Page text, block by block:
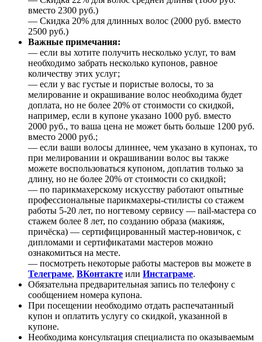
вместо 2300 руб.)
— Скидка 20% для длинных волос (2000 руб. вместо
2500 руб.)
Важные примечания:
— если вы хотите получить несколько услуг, то вам
необходимо забрать несколько купонов, равное
количеству этих услуг;
— если у вас густые и пористые волосы, то за
мелирование и окрашивание волос необходима будет
доплата, но не более 20% от стоимости со скидкой,
например, если в купоне указано 1000 руб. вместо
2000 руб., то ваша цена не может быть больше 1200 руб.
вместо 2000 руб.;
— если ваши волосы длиннее, чем указано в купонах, то
при мелировании и окрашивании волос вы также
можете воспользоваться купоном, доплатив только за
длину, но не более 20% от стоимости со скидкой;
— по парикмахерскому искусству работают опытные
профессиональные парикмахеры-стилисты со стажем
работы 5-20 лет, по ногтевому сервису — nail-мастера со
стажем более 8 лет, по созданию образа (макияж,
причёска) — сертифицированный мастер-новичок, с
дипломами и сертификатами мастеров можно
ознакомиться на месте.
— посмотреть некоторые работы мастеров вы можете в
Телеграме, ВКонтакте или Инстаграме.
Обязательна предварительная запись по телефону с
сообщением номера купона.
При посещении необходимо отдать распечатанный
купон и оплатить услугу со скидкой, указанной в
купоне.
Необходима консультация специалиста по оказываемым